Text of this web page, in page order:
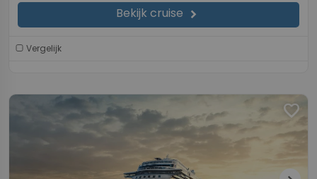
Bekijk cruise chevron_right
Vergelijk
favorite